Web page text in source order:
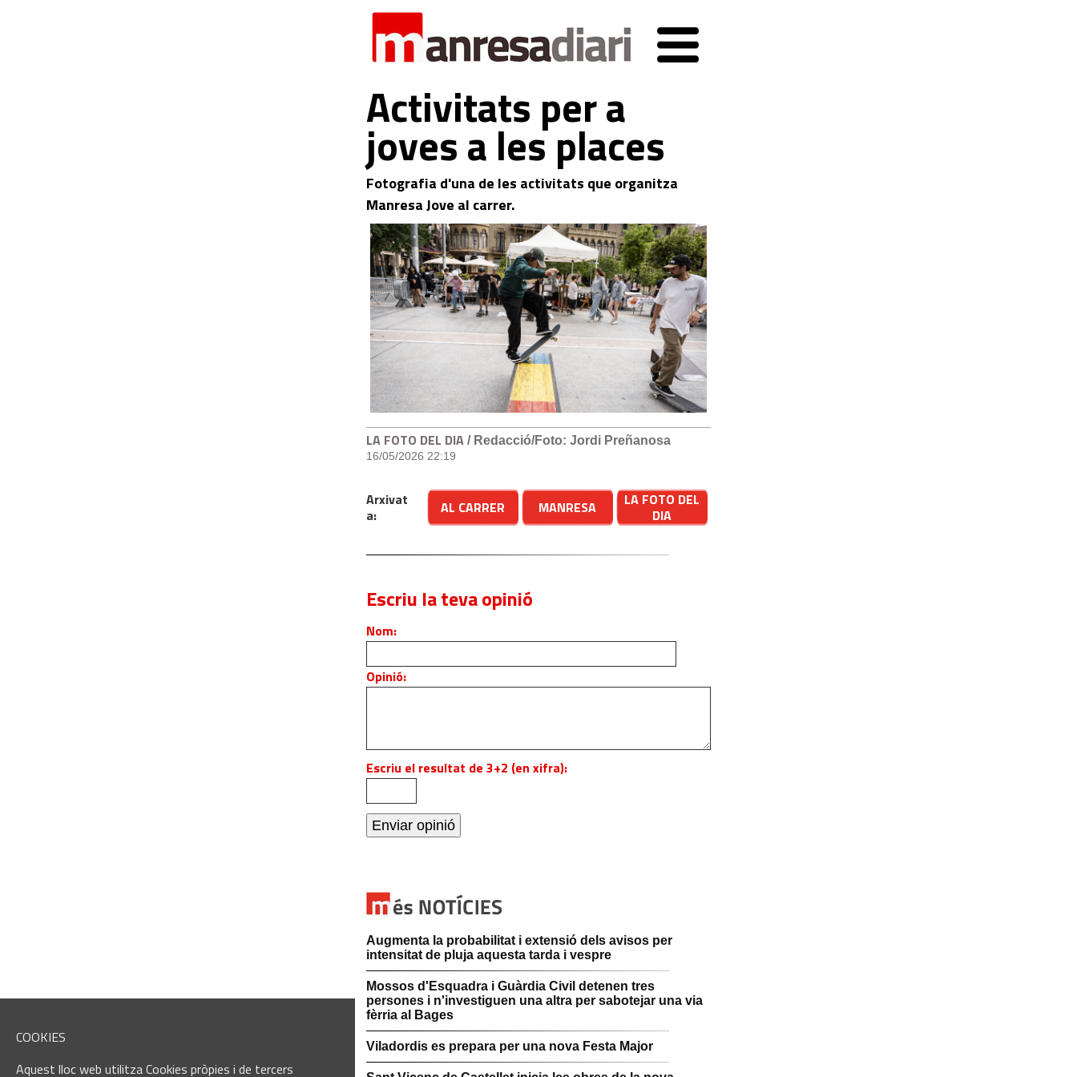
COOKIES
Aquest lloc web utilitza Cookies pròpies i de tercers
Activitats per a
joves a les places
Fotografia d'una de les activitats que organitza
Manresa Jove al carrer.
LA FOTO DEL DIA / Redacció/Foto: Jordi Preñanosa
16/05/2026 22:19
Arxivat
a:
AL CARRER MANRESA
LA FOTO DEL
DIA
Escriu la teva opinió
Nom:
Opinió:
Escriu el resultat de 3+2 (en xifra):
Augmenta la probabilitat i extensió dels avisos per
intensitat de pluja aquesta tarda i vespre
Mossos d'Esquadra i Guàrdia Civil detenen tres
persones i n'investiguen una altra per sabotejar una via
fèrria al Bages
Viladordis es prepara per una nova Festa Major